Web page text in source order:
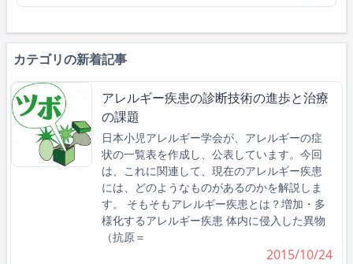
カテゴリの新着記事
アレルギー疾患の診断技術の進歩と治療
の課題
日本小児アレルギー学会が、アレルギーの症
状の一覧表を作成し、公表しています。今回
は、これに関連して、現在のアレルギー疾患
には、どのようなものがあるのかを解説しま
す。 そもそもアレルギー疾患とは？増加・多
様化するアレルギー疾患 体内に侵入した異物
（抗原＝
2015/10/24